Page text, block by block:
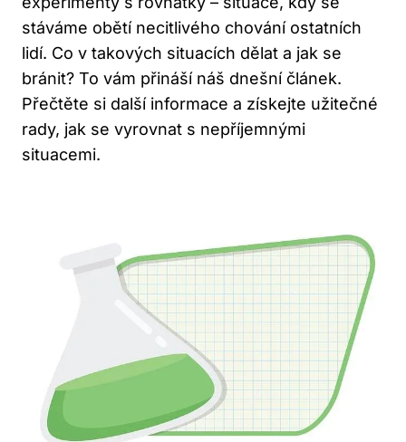
stáváme obětí necitlivého chování ostatních
lidí. Co v takových situacích dělat a jak se
bránit? To vám přináší náš dnešní článek.
Přečtěte si další informace a získejte užitečné
rady, jak se vyrovnat s nepříjemnými
situacemi.